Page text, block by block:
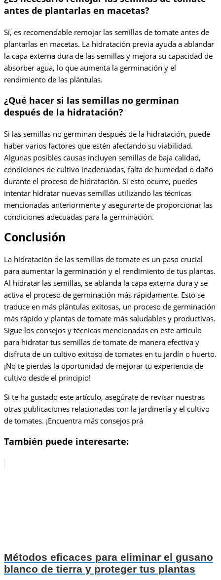
antes de plantarlas en macetas?
Sí, es recomendable remojar las semillas de tomate antes de
plantarlas en macetas. La hidratación previa ayuda a ablandar
la capa externa dura de las semillas y mejora su capacidad de
absorber agua, lo que aumenta la germinación y el
rendimiento de las plántulas.
¿Qué hacer si las semillas no germinan
después de la hidratación?
Si las semillas no germinan después de la hidratación, puede
haber varios factores que estén afectando su viabilidad.
Algunas posibles causas incluyen semillas de baja calidad,
condiciones de cultivo inadecuadas, falta de humedad o daño
durante el proceso de hidratación. Si esto ocurre, puedes
intentar hidratar nuevas semillas utilizando las técnicas
mencionadas anteriormente y asegurarte de proporcionar las
condiciones adecuadas para la germinación.
Conclusión
La hidratación de las semillas de tomate es un paso crucial
para aumentar la germinación y el rendimiento de tus plantas.
Al hidratar las semillas, se ablanda la capa externa dura y se
activa el proceso de germinación más rápidamente. Esto se
traduce en más plántulas exitosas, un proceso de germinación
más rápido y plantas de tomate más saludables y productivas.
Sigue los consejos y técnicas mencionadas en este artículo
para hidratar tus semillas de tomate de manera efectiva y
disfruta de un cultivo exitoso de tomates en tu jardín o huerto.
¡No te pierdas la oportunidad de mejorar tu experiencia de
cultivo desde el principio!
Si te ha gustado este artículo, asegúrate de revisar nuestras
otras publicaciones relacionadas con la jardinería y el cultivo
de tomates. ¡Encuentra más consejos prá
También puede interesarte:
Métodos eficaces para eliminar el gusano
blanco de tierra y proteger tus plantas